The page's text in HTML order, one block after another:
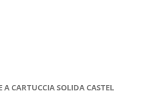
CARTUCCIA SOLIDA CASTEL